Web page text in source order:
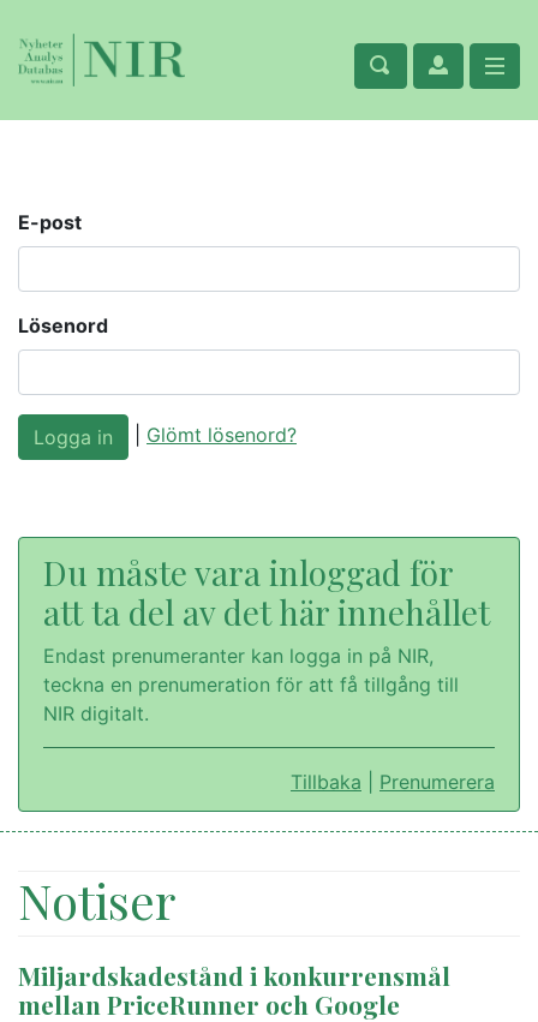
E-post
Lösenord
Glömt lösenord?
Du måste vara inloggad för
att ta del av det här innehållet
Endast prenumeranter kan logga in på NIR,
teckna en prenumeration för att få tillgång till
NIR digitalt.
Tillbaka Prenumerera
Notiser
Miljardskadestånd i konkurrensmål
mellan PriceRunner och Google